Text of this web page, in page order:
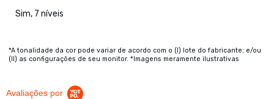
Sim, 7 níveis
*A tonalidade da cor pode variar de acordo com o (I) lote do fabricante; e/ou
(II) as configurações de seu monitor. *Imagens meramente ilustrativas
Avaliações por